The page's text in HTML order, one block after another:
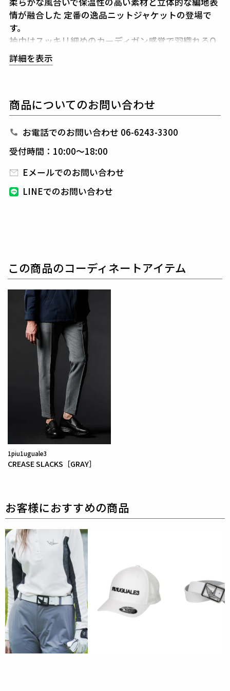
情が融合した 定番の逸品ニットジャケットの登場で
す。
袖巾はスッキリ細めのカーディガン感覚で羽織れるO
N・OFF対応のニットJKTです。
ツイルの一種であるカゼル編みの技法を使用していま
上げました。
生産国：日本
KOGANE
ウール100%
保温性・保湿性に優れています。
詳細を表示
商品についてのお問い合わせ
お電話でのお問い合わせ 06-6243-3300
受付時間：10:00～18:00
Eメールでのお問い合わせ
LINEでのお問い合わせ
この商品のコーディネートアイテム
1piu1uguale3
CREASE SLACKS［GRAY］